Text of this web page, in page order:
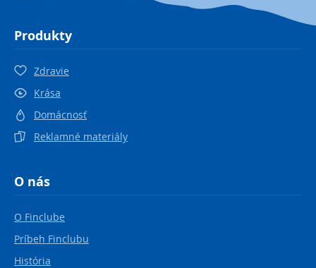
Produkty
Zdravie
Krása
Domácnosť
Reklamné materiály
O nás
O Finclube
Príbeh Finclubu
História